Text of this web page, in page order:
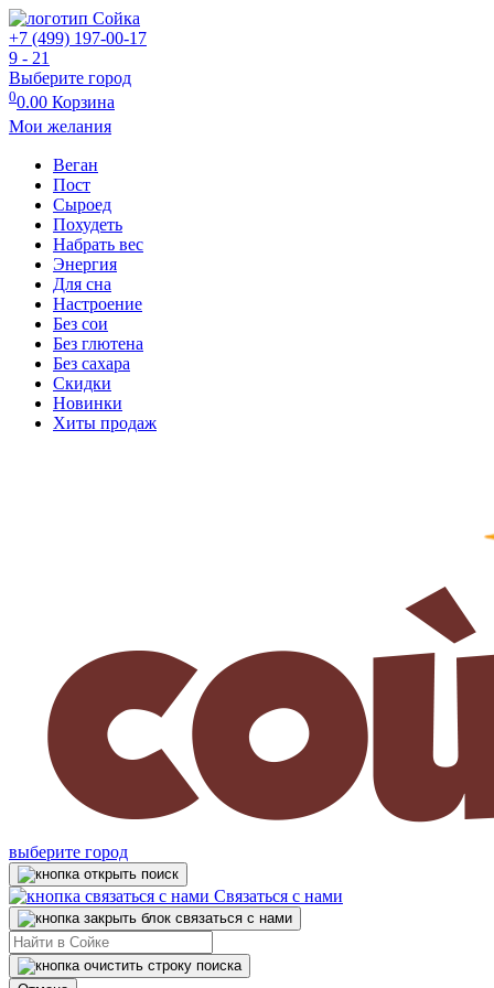
+7 (499) 197-00-17
9 - 21
Выберите город
00.00 Корзина
Мои желания
Веган
Пост
Сыроед
Похудеть
Набрать вес
Энергия
Для сна
Настроение
Без сои
Без глютена
Без сахара
Скидки
Новинки
Хиты продаж
выберите город
Связаться с нами